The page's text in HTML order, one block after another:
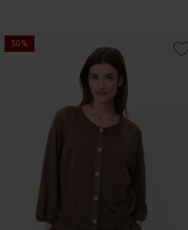
129,00 €
50%